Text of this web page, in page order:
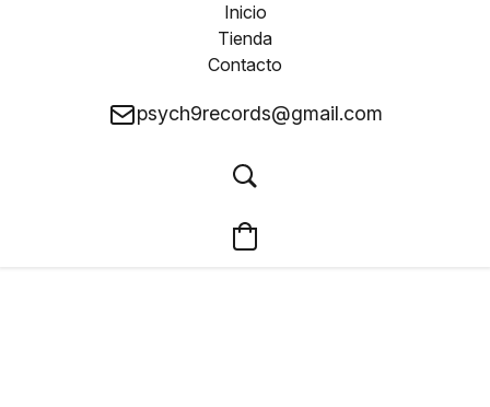
Inicio
Tienda
Contacto
psych9records@gmail.com